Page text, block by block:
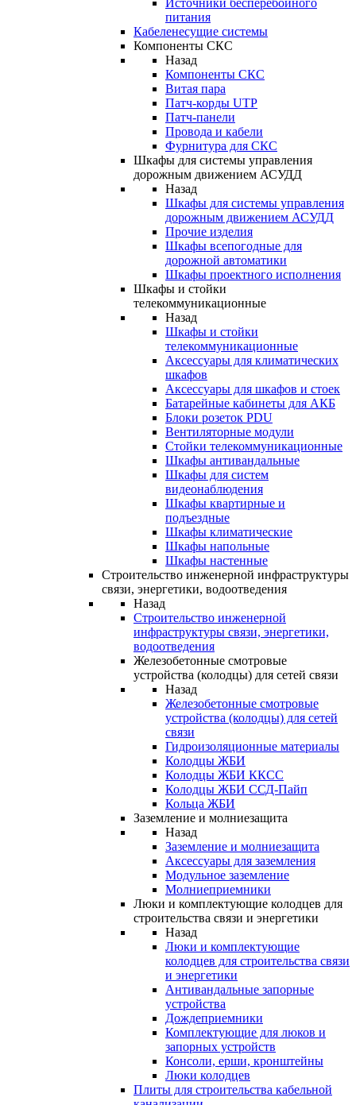
Источники бесперебойного
питания
Кабеленесущие системы
Компоненты СКС
Назад
Компоненты СКС
Витая пара
Патч-корды UTP
Патч-панели
Провода и кабели
Фурнитура для СКС
Шкафы для системы управления
дорожным движением АСУДД
Назад
Шкафы для системы управления
дорожным движением АСУДД
Прочие изделия
Шкафы всепогодные для
дорожной автоматики
Шкафы проектного исполнения
Шкафы и стойки
телекоммуникационные
Назад
Шкафы и стойки
телекоммуникационные
Аксессуары для климатических
шкафов
Аксессуары для шкафов и стоек
Батарейные кабинеты для АКБ
Блоки розеток PDU
Вентиляторные модули
Стойки телекоммуникационные
Шкафы антивандальные
Шкафы для систем
видеонаблюдения
Шкафы квартирные и
подъездные
Шкафы климатические
Шкафы напольные
Шкафы настенные
Строительство инженерной инфраструктуры
связи, энергетики, водоотведения
Назад
Строительство инженерной
инфраструктуры связи, энергетики,
водоотведения
Железобетонные смотровые
устройства (колодцы) для сетей связи
Назад
Железобетонные смотровые
устройства (колодцы) для сетей
связи
Гидроизоляционные материалы
Колодцы ЖБИ
Колодцы ЖБИ ККСС
Колодцы ЖБИ ССД-Пайп
Кольца ЖБИ
Заземление и молниезащита
Назад
Заземление и молниезащита
Аксессуары для заземления
Модульное заземление
Молниеприемники
Люки и комплектующие колодцев для
строительства связи и энергетики
Назад
Люки и комплектующие
колодцев для строительства связи
и энергетики
Антивандальные запорные
устройства
Дождеприемники
Комплектующие для люков и
запорных устройств
Консоли, ерши, кронштейны
Люки колодцев
Плиты для строительства кабельной